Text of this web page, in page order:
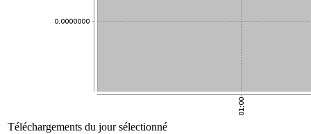
Téléchargements du jour sélectionné